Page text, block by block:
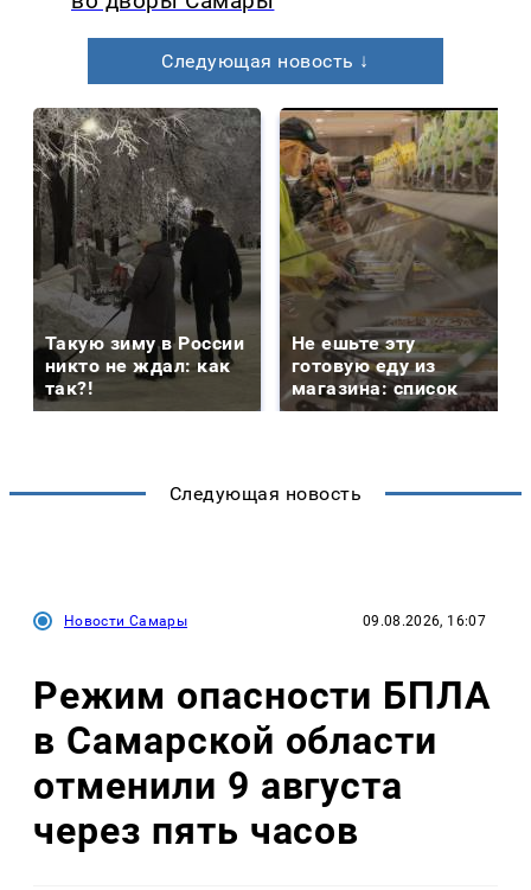
Следующая новость ↓
Такую зиму в России
никто не ждал: как
так?!
Не ешьте эту
готовую еду из
магазина: список
Следующая новость
Новости Самары 09.08.2026, 16:07
Режим опасности БПЛА
в Самарской области
отменили 9 августа
через пять часов